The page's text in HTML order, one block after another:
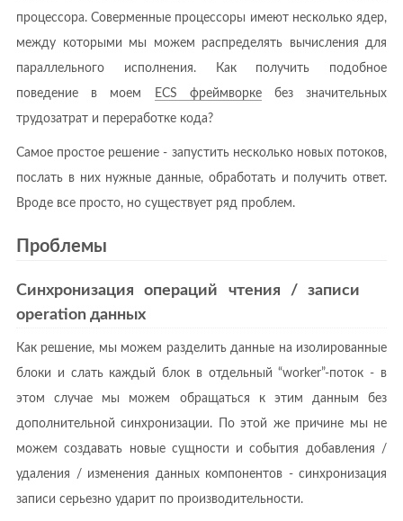
процессора. Соверменные процессоры имеют несколько ядер,
между которыми мы можем распределять вычисления для
параллельного исполнения. Как получить подобное
поведение в моем
ECS фреймворкебез значительных
трудозатрат и переработке кода?
Самое простое решение - запустить несколько новых потоков,
послать в них нужные данные, обработать и получить ответ.
Вроде все просто, но существует ряд проблем.
Проблемы
Синхронизация операций чтения / записи
operation данных
Как решение, мы можем разделить данные на изолированные
блоки и слать каждый блок в отдельный “worker”-поток - в
этом случае мы можем обращаться к этим данным без
дополнительной синхронизации. По этой же причине мы не
можем создавать новые сущности и события добавления /
удаления / изменения данных компонентов - синхронизация
записи серьезно ударит по производительности.